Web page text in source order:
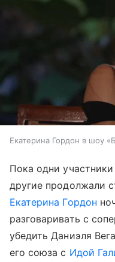
Екатерина Гордон в шоу
Пока одни
другие продолжали
Екатерина Гордон
разговаривать с
убедить Даниэля
его союза с Идой